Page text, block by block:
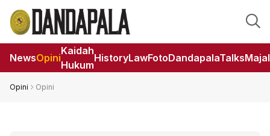
NewsOpini
Kaidah
Hukum
HistoryLawFotoDandapalaTalks
Opini Opini